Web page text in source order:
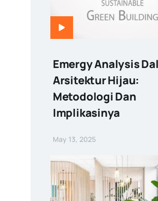
Emergy Analysis
Arsitektur Hijau:
Metodologi Dan
Implikasinya
May 13, 2025